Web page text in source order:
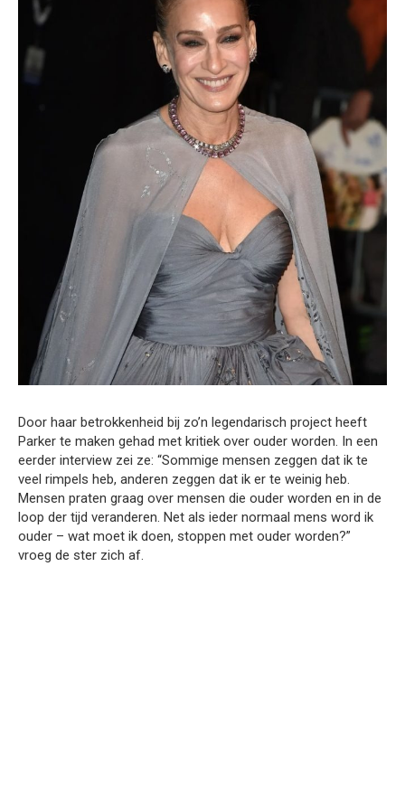
Door haar betrokkenheid bij zo’n legendarisch project heeft
Parker te maken gehad met kritiek over ouder worden. In een
eerder interview zei ze: “Sommige mensen zeggen dat ik te
veel rimpels heb, anderen zeggen dat ik er te weinig heb.
Mensen praten graag over mensen die ouder worden en in de
loop der tijd veranderen. Net als ieder normaal mens word ik
ouder – wat moet ik doen, stoppen met ouder worden?”
vroeg de ster zich af.